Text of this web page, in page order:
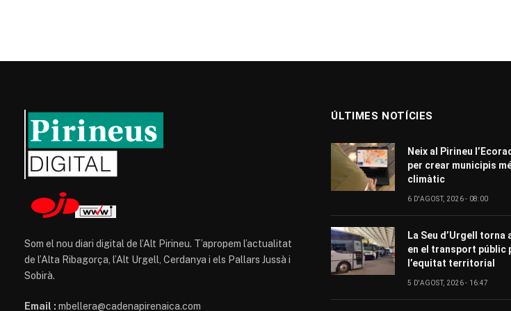
Som el nou diari digital de l’Alt Pirineu. T’apropem l’actualitat
de l’Alta Ribagorça, l’Alt Urgell, Cerdanya i els Pallars Jussà i
Sobirà.
Email : mbellera@cadenapirenaica.com
ÚLTIMES NOTÍCIES
Neix al Pirineu
per crear municipis
climàtic
6 D'AGOST, 2026 - 08:00
La Seu d’Urgell
en el transport públic
l’equitat territorial
5 D'AGOST, 2026 - 16:47